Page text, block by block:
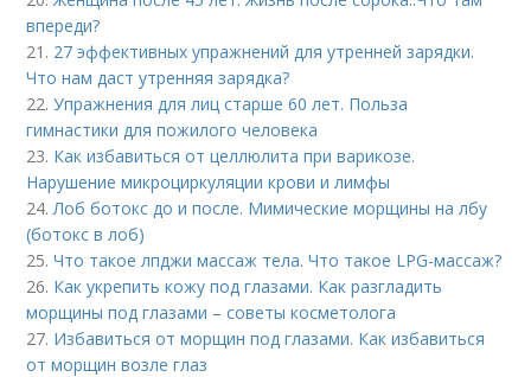
впереди?
21. 27 эффективных упражнений для утренней зарядки.
Что нам даст утренняя зарядка?
22.Упражнения для лиц старше 60 лет. Польза
гимнастики для пожилого человека
23. Как избавиться от целлюлита при варикозе.
Нарушение микроциркуляции крови и лимфы
24. Лоб ботокс до и после. Мимические морщины на лбу
(ботокс в лоб)
25.Что такое лпджи массаж тела. Что такое LPG-массаж?
26. Как укрепить кожу под глазами. Как разгладить
морщины под глазами – советы косметолога
27. Избавиться от морщин под глазами. Как избавиться
от морщин возле глаз